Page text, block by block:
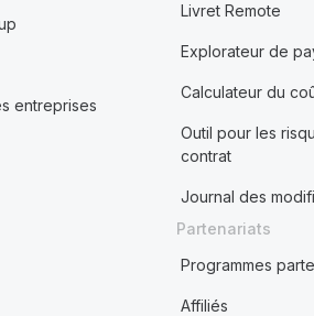
entreprises
Livret Remote
Explorateur de
Calculateur du
Outil pour les
contrat
Journal des
Partenariats
Programmes
Affiliés